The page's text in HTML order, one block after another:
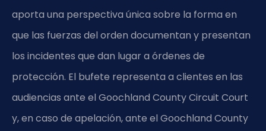
aporta una perspectiva única sobre la forma en
que las fuerzas del orden documentan y presentan
los incidentes que dan lugar a órdenes de
protección. El bufete representa a clientes en las
audiencias ante el Goochland County Circuit Court
y, en caso de apelación, ante el Goochland County